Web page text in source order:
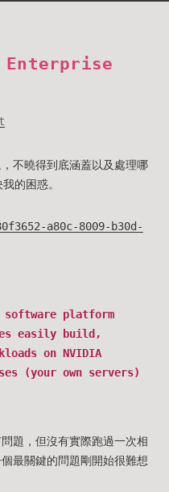
Enterprise
不曉得到底涵蓋以及處理哪
的困惑。
a80c-8009-b30d-
platform
easily build,
on NVIDIA
(your own servers)
題，但沒有實際跑過一次相
最關鍵的問題剛開始很難想